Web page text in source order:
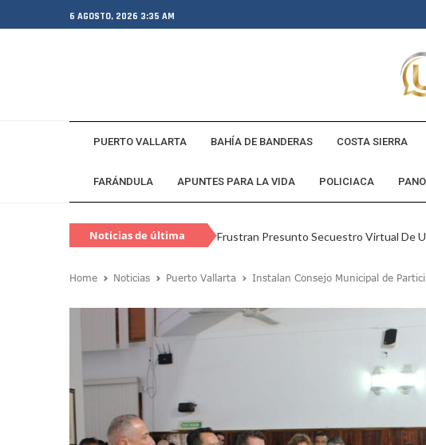
6 AGOSTO, 2026 3:35 AM
PUERTO VALLARTA BAHÍA DE BANDERAS COSTA SIERRA
FARÁNDULA APUNTES PARA LA VIDA POLICIACA
Noticias de última
Frustran Presunto Secuestro Virtual De
SIOP Moderniza La Casa De La Cultura
Estados Unidos Endurece Su Combate
Buscan A Wilber Armando Colmenares
Melissa Madero Exige Aclarar Sustento
Washington Enfrenta Una Emergencia
Avanza Plan Para Construir Estadio De
Nuevas Concesiones De Taxis En Puerto
Home Noticias Puerto Vallarta Instalan Consejo Municipal de